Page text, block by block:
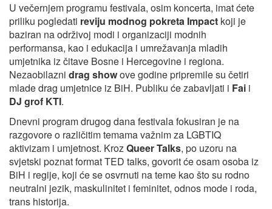
U večernjem programu festivala, osim koncerta, imat ćete
priliku pogledati reviju modnog pokreta Impact koji je
baziran na održivoj modi i organizaciji modnih
performansa, kao i edukacija i umrežavanja mladih
umjetnika iz čitave Bosne i Hercegovine i regiona.
Nezaobilazni drag showove godine pripremile su četiri
mlade drag umjetnice iz BiH. Publiku će zabavljati i Fai i
DJ grof KTI.
Dnevni program drugog dana festivala fokusiran je na
razgovore o različitim temama važnim za LGBTIQ
aktivizam i umjetnost. KrozQueer Talks, po uzoru na
svjetski poznat format TED talks, govorit će osam osoba iz
BiH i regije, koji će se osvrnuti na teme kao što su rodno
neutralni jezik, maskulinitet i feminitet, odnos mode i roda,
trans historija.